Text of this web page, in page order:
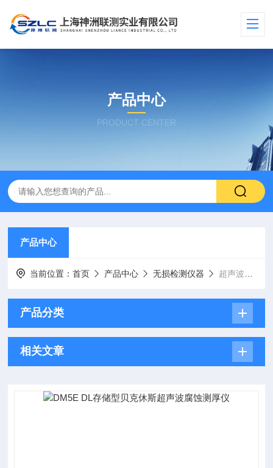
产品中心
PRODUCT CENTER
产品中心
当前位置：首页 产品中心 无损检测仪器 超声波测厚仪
产品分类
相关文章